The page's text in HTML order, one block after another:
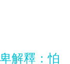
解釋：怕